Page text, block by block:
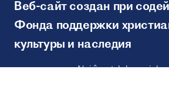
Веб-сайт создан при
Фонда поддержки
культуры и наследия
Noi în rețelele sociale: